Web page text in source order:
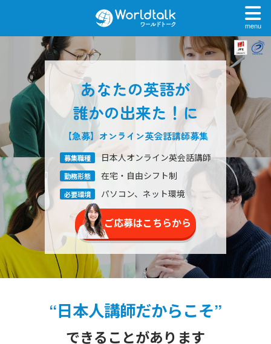
menu
あなたの英語が
誰かの出来た！に
【急募】オンライン英会話講師募集
募集職種 日本人オンライン英会話講師
勤務形態 在宅・自由シフト制
必要環境 パソコン、ネット環境
ご応募はこちらから
“日本人講師だからこそ”
できることがあります